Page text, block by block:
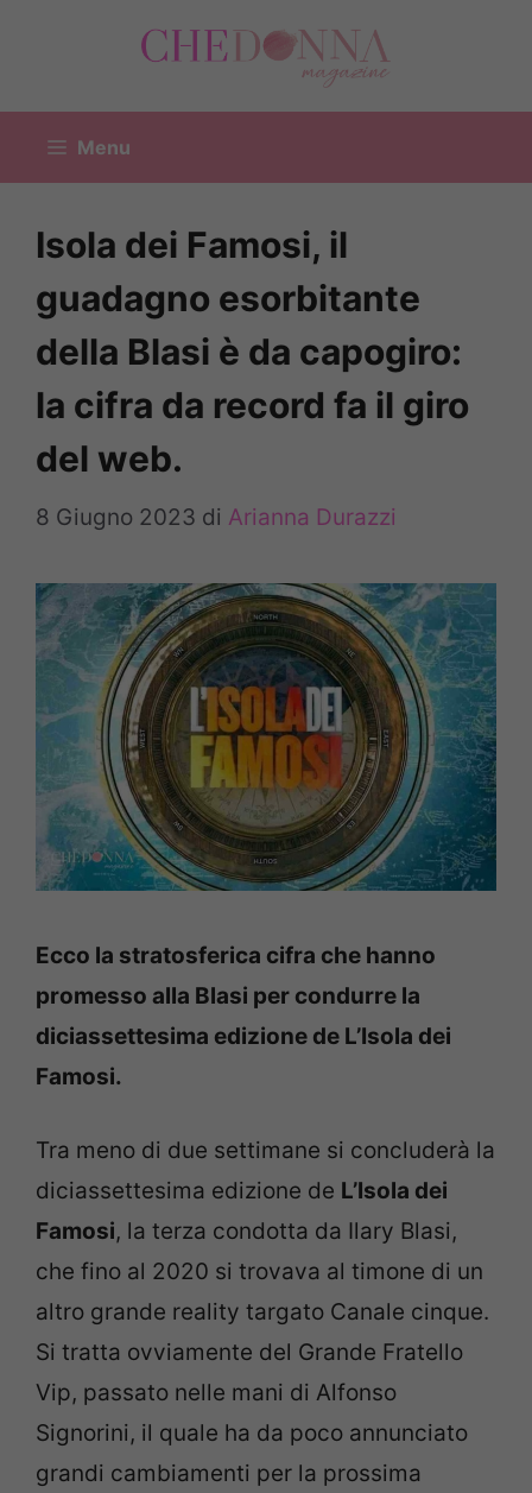
Menu
Isola dei Famosi, il
guadagno esorbitante
della Blasi è da capogiro:
la cifra da record fa il giro
del web.
8 Giugno 2023 di Arianna Durazzi
Ecco la stratosferica cifra che hanno
promesso alla Blasi per condurre la
diciassettesima edizione de L’Isola dei
Famosi.
Tra meno di due settimane si concluderà la
diciassettesima edizione de L’Isola dei
Famosi, la terza condotta da Ilary Blasi,
che fino al 2020 si trovava al timone di un
altro grande reality targato Canale cinque.
Si tratta ovviamente del Grande Fratello
Vip, passato nelle mani di Alfonso
Signorini, il quale ha da poco annunciato
grandi cambiamenti per la prossima